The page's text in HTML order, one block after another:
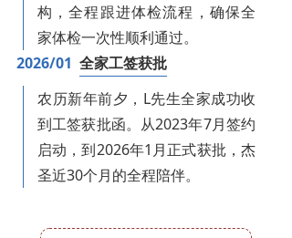
构，全程跟进体检流程，确保全
家体检一次性顺利通过。
2026/01 全家工签获批
农历新年前夕，L先生全家成功收
到工签获批函。从2023年7月签约
启动，到2026年1月正式获批，杰
圣近30个月的全程陪伴。